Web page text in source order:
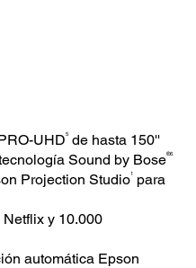
UHD5 de hasta 150''
Sound by Bose®6
Projection Studio1
para
y 10.000
automática Epson